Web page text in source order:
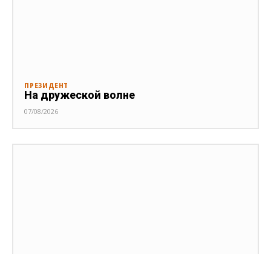
ПРЕЗИДЕНТ
На дружеской волне
07/08/2026